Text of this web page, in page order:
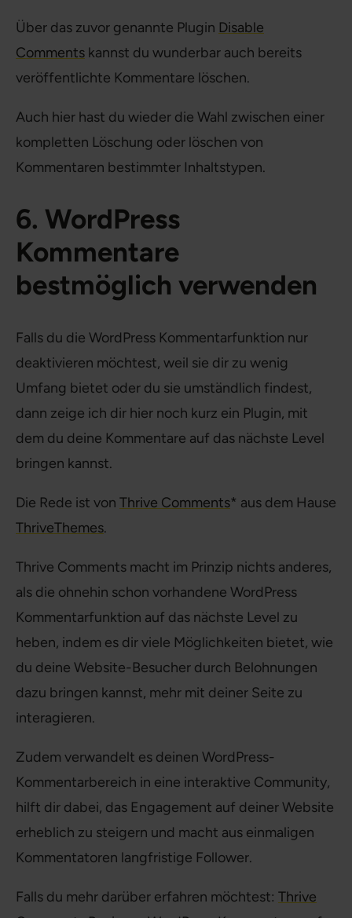
Über das zuvor genannte Plugin Disable
Comments kannst du wunderbar auch bereits
veröffentlichte Kommentare löschen.
Auch hier hast du wieder die Wahl zwischen einer
kompletten Löschung oder löschen von
Kommentaren bestimmter Inhaltstypen.
6. WordPress
Kommentare
bestmöglich verwenden
Falls du die WordPress Kommentarfunktion nur
deaktivieren möchtest, weil sie dir zu wenig
Umfang bietet oder du sie umständlich findest,
dann zeige ich dir hier noch kurz ein Plugin, mit
dem du deine Kommentare auf das nächste Level
bringen kannst.
Die Rede ist von Thrive Comments* aus dem Hause
ThriveThemes.
Thrive Comments macht im Prinzip nichts anderes,
als die ohnehin schon vorhandene WordPress
Kommentarfunktion auf das nächste Level zu
heben, indem es dir viele Möglichkeiten bietet, wie
du deine Website-Besucher durch Belohnungen
dazu bringen kannst, mehr mit deiner Seite zu
interagieren.
Zudem verwandelt es deinen WordPress-
Kommentarbereich in eine interaktive Community,
hilft dir dabei, das Engagement auf deiner Website
erheblich zu steigern und macht aus einmaligen
Kommentatoren langfristige Follower.
Falls du mehr darüber erfahren möchtest: Thrive